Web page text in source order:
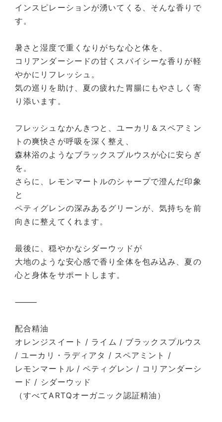
インスピレーションが湧いてくる、そんな香りで
す。
暑さと湿度で重くなりがちな心と体を、
コリアンダーシードの甘くスパイシーな香りが軽
やかにリフレッシュ。
気の巡りを助け、夏の疲れた胃腸にもやさしく寄
り添います。
フレッシュなかんきつと、ユーカリ＆スペアミン
トの爽快さが呼吸を深く整え、
森林浴のようなブラックスプルウスが心に安らぎ
を。
さらに、レモンマートルのシャープで澄んだ印象
と
ペティグレンの深みあるグリーンが、気持ちを前
向きに整えてくれます。
最後に、穏やかなシダーウッドが
大地のような安心感で香り全体を包み込み、夏の
心と身体をサポートします。
⸻
配合精油
オレンジスイート / ライム / ブラックスプルウス
/ ユーカリ・ラディアタ / スペアミント /
レモンマートル / ペティグレン / コリアンダーシ
ード / シダーウッド
（すべてARTQオーガニック認証精油）